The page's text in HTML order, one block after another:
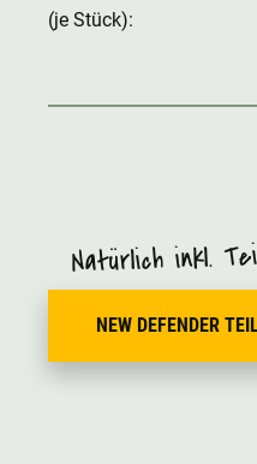
(je Stück):
Natürlich inkl.
NEW DEFENDER